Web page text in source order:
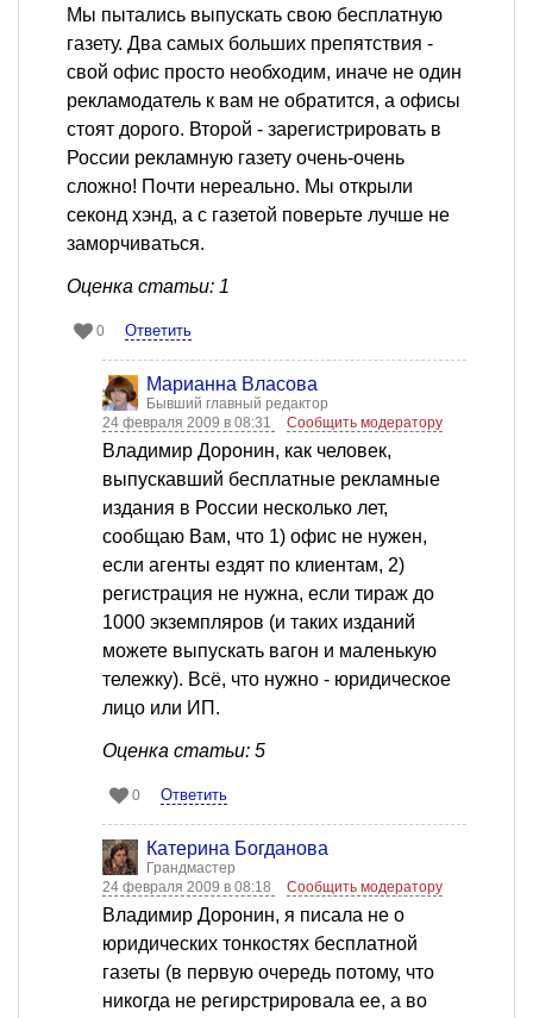
Мы пытались выпускать свою бесплатную
газету. Два самых больших препятствия -
свой офис просто необходим, иначе не один
рекламодатель к вам не обратится, а офисы
стоят дорого. Второй - зарегистрировать в
России рекламную газету очень-очень
сложно! Почти нереально. Мы открыли
секонд хэнд, а с газетой поверьте лучше не
заморчиваться.
Оценка статьи: 1
0 Ответить
Марианна Власова
Бывший главный редактор
24 февраля 2009 в 08:31
Сообщить модератору
Владимир Доронин, как человек,
выпускавший бесплатные рекламные
издания в России несколько лет,
сообщаю Вам, что 1) офис не нужен,
если агенты ездят по клиентам, 2)
регистрация не нужна, если тираж до
1000 экземпляров (и таких изданий
можете выпускать вагон и маленькую
тележку). Всё, что нужно - юридическое
лицо или ИП.
Оценка статьи: 5
0 Ответить
Катерина Богданова
Грандмастер
24 февраля 2009 в 08:18
Сообщить модератору
Владимир Доронин, я писала не о
юридических тонкостях бесплатной
газеты (в первую очередь потому, что
никогда не регирстрировала ее, а во